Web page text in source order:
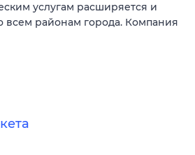
услугам расширяется и
всем районам города. Компания